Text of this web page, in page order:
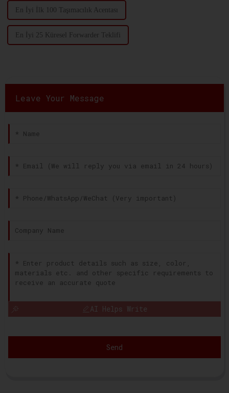
En İyi İlk 100 Taşımacılık Acentası
En İyi 25 Küresel Forwarder Teklifi
Leave Your Message
AI Helps Write
Send